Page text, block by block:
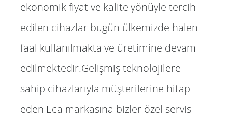
ekonomik fiyat ve kalite yönüyle tercih
edilen cihazlar bugün ülkemizde halen
faal kullanılmakta ve üretimine devam
edilmektedir.Gelişmiş teknolojilere
sahip cihazlarıyla müşterilerine hitap
eden Eca markasına bizler özel servis